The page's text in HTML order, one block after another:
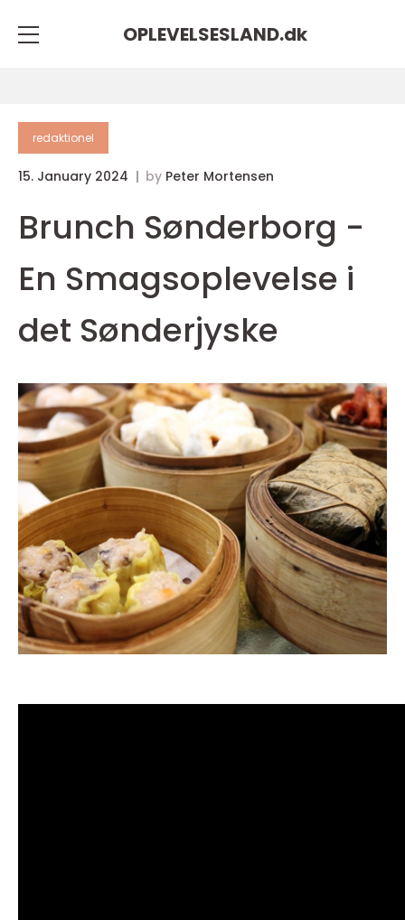
OPLEVELSESLAND.dk
redaktionel
15. January 2024 by Peter Mortensen
Brunch Sønderborg -
En Smagsoplevelse i
det Sønderjyske